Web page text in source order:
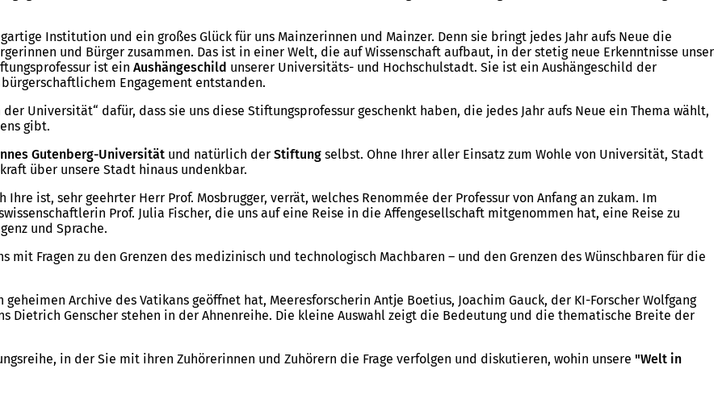
Institution und ein großes Glück für uns Mainzerinnen und Mainzer. Denn sie bringt jedes Jahr aufs Neue die
und Bürger zusammen. Das ist in einer Welt, die auf Wissenschaft aufbaut, in der stetig neue Erkenntnisse unser
ist ein Aushängeschild unserer Universitäts- und Hochschulstadt. Sie ist ein Aushängeschild der
Engagement entstanden.
Universität“ dafür, dass sie uns diese Stiftungsprofessur geschenkt haben, die jedes Jahr aufs Neue ein Thema wählt,
gibt.
Gutenberg-Universität und natürlich der Stiftung selbst. Ohne Ihrer aller Einsatz zum Wohle von Universität, Stadt
über unsere Stadt hinaus undenkbar.
ist, sehr geehrter Herr Prof. Mosbrugger, verrät, welches Renommée der Professur von Anfang an zukam. Im
Prof. Julia Fischer, die uns auf eine Reise in die Affengesellschaft mitgenommen hat, eine Reise zu
und Sprache.
Fragen zu den Grenzen des medizinisch und technologisch Machbaren – und den Grenzen des Wünschbaren für die
Archive des Vatikans geöffnet hat, Meeresforscherin Antje Boetius, Joachim Gauck, der KI-Forscher Wolfgang
Dietrich Genscher stehen in der Ahnenreihe. Die kleine Auswahl zeigt die Bedeutung und die thematische Breite der
in der Sie mit ihren Zuhörerinnen und Zuhörern die Frage verfolgen und diskutieren, wohin unsere "Welt in